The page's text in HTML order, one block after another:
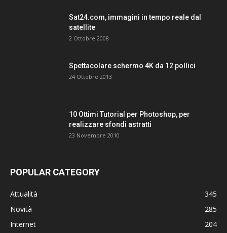
Sat24.com, immagini in tempo reale dal
satellite
2 Ottobre 2008
Spettacolare schermo 4K da 12 pollici
24 Ottobre 2013
10 Ottimi Tutorial per Photoshop, per
realizzare sfondi astratti
23 Novembre 2010
POPULAR CATEGORY
Attualità
345
Novità
285
Internet
204